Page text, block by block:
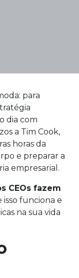
para
dia com
a Tim Cook,
horas da
e preparar a
empresarial.
CEOs fazem
isso funciona e
na sua vida